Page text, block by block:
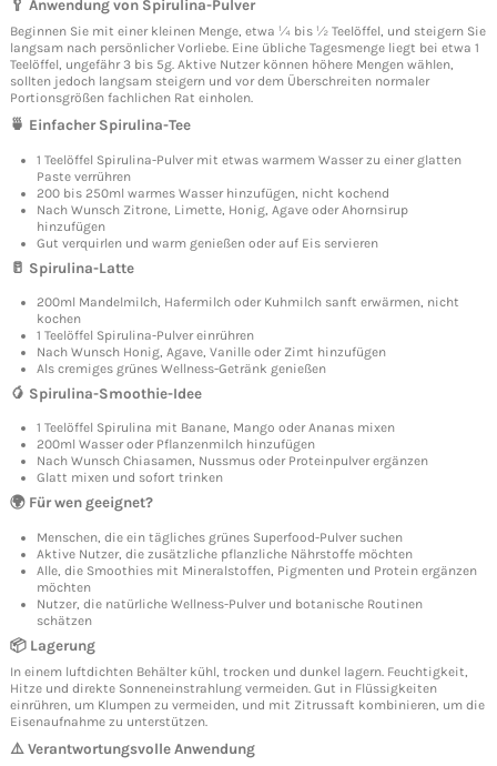
🥄 Anwendung von Spirulina-Pulver
Beginnen Sie mit einer kleinen Menge, etwa ¼ bis ½ Teelöffel, und steigern Sie
langsam nach persönlicher Vorliebe. Eine übliche Tagesmenge liegt bei etwa 1
Teelöffel, ungefähr 3 bis 5g. Aktive Nutzer können höhere Mengen wählen,
sollten jedoch langsam steigern und vor dem Überschreiten normaler
Portionsgrößen fachlichen Rat einholen.
🍵 Einfacher Spirulina-Tee
1 Teelöffel Spirulina-Pulver mit etwas warmem Wasser zu einer glatten
Paste verrühren
200 bis 250ml warmes Wasser hinzufügen, nicht kochend
Nach Wunsch Zitrone, Limette, Honig, Agave oder Ahornsirup
hinzufügen
Gut verquirlen und warm genießen oder auf Eis servieren
🥛 Spirulina-Latte
200ml Mandelmilch, Hafermilch oder Kuhmilch sanft erwärmen, nicht
kochen
1 Teelöffel Spirulina-Pulver einrühren
Nach Wunsch Honig, Agave, Vanille oder Zimt hinzufügen
Als cremiges grünes Wellness-Getränk genießen
🥭 Spirulina-Smoothie-Idee
1 Teelöffel Spirulina mit Banane, Mango oder Ananas mixen
200ml Wasser oder Pflanzenmilch hinzufügen
Nach Wunsch Chiasamen, Nussmus oder Proteinpulver ergänzen
Glatt mixen und sofort trinken
🌍 Für wen geeignet?
Menschen, die ein tägliches grünes Superfood-Pulver suchen
Aktive Nutzer, die zusätzliche pflanzliche Nährstoffe möchten
Alle, die Smoothies mit Mineralstoffen, Pigmenten und Protein ergänzen
möchten
Nutzer, die natürliche Wellness-Pulver und botanische Routinen
schätzen
📦 Lagerung
In einem luftdichten Behälter kühl, trocken und dunkel lagern. Feuchtigkeit,
Hitze und direkte Sonneneinstrahlung vermeiden. Gut in Flüssigkeiten
einrühren, um Klumpen zu vermeiden, und mit Zitrussaft kombinieren, um die
Eisenaufnahme zu unterstützen.
⚠️ Verantwortungsvolle Anwendung